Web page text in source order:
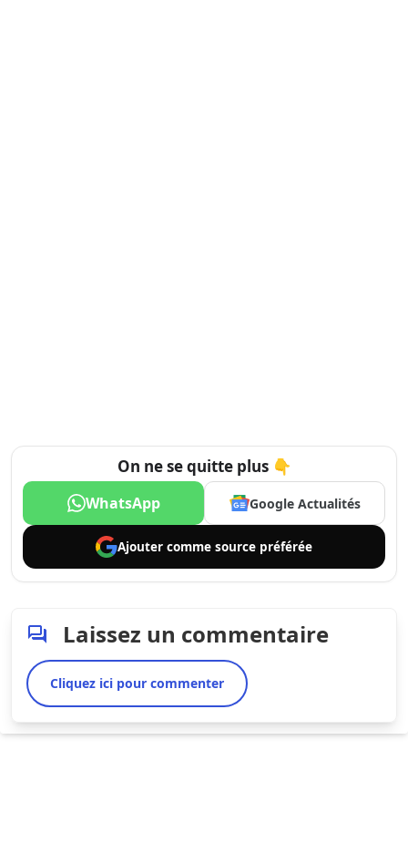
On ne se quitte plus 👇
WhatsApp Google Actualités
Ajouter comme source préférée
Laissez un commentaire
Cliquez ici pour commenter